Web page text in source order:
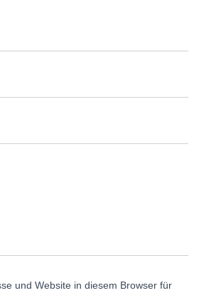
und Website in diesem Browser für